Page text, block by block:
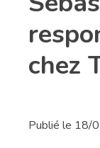
chez
Publié le 18/